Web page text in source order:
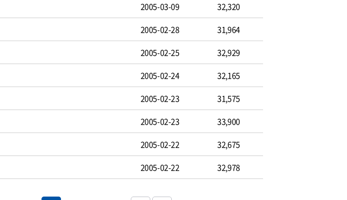
2005-03-09
32,320
2005-02-28
31,964
2005-02-25
32,929
2005-02-24
32,165
2005-02-23
31,575
2005-02-23
33,900
2005-02-22
32,675
2005-02-22 32,978